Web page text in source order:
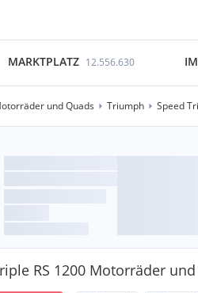
MARKTPLATZ 12.556.630
und Quads Triumph Speed
RS 1200 Motorräder